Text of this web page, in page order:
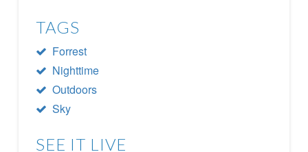
TAGS
Forrest
Nighttime
Outdoors
Sky
SEE IT LIVE